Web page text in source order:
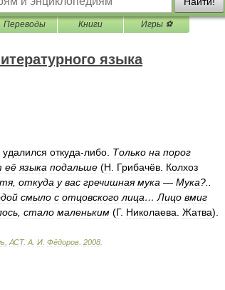
Переводы Книги Игры ⚽
языка
удалился откуда-либо Только на порог
её языка подальше (Н Грибачёв Колхоз
, откуда у вас гречишная мука — Мука?..
смыло с отцовского лица… Лицо вмиг
стало маленьким (Г. Николаева Жатва).
АСТ. А И Фёдоров 2008